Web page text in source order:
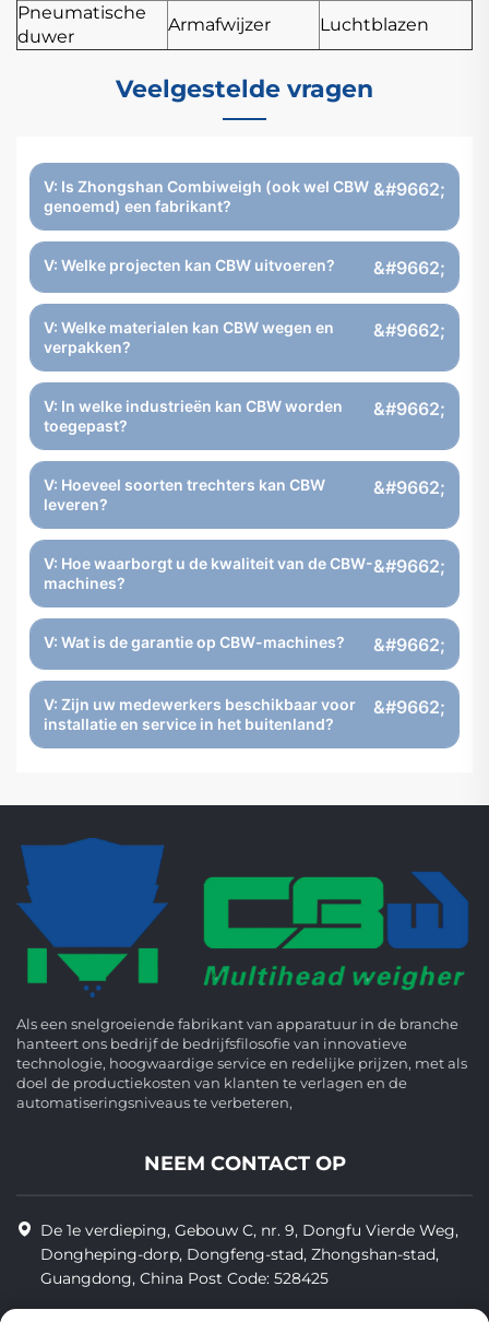
Pneumatische
duwer
Armafwijzer Luchtblazen
Veelgestelde vragen
V: Is Zhongshan Combiweigh (ook wel CBW
genoemd) een fabrikant?
V: Welke projecten kan CBW uitvoeren?
V: Welke materialen kan CBW wegen en
verpakken?
V: In welke industrieën kan CBW worden
toegepast?
V: Hoeveel soorten trechters kan CBW
leveren?
V: Hoe waarborgt u de kwaliteit van de CBW-
machines?
V: Wat is de garantie op CBW-machines?
V: Zijn uw medewerkers beschikbaar voor
installatie en service in het buitenland?
Als een snelgroeiende fabrikant van apparatuur in de branche
hanteert ons bedrijf de bedrijfsfilosofie van innovatieve
technologie, hoogwaardige service en redelijke prijzen, met als
doel de productiekosten van klanten te verlagen en de
automatiseringsniveaus te verbeteren,
NEEM CONTACT OP
De 1e verdieping, Gebouw C, nr. 9, Dongfu Vierde Weg,
Dongheping-dorp, Dongfeng-stad, Zhongshan-stad,
Guangdong, China Post Code: 528425